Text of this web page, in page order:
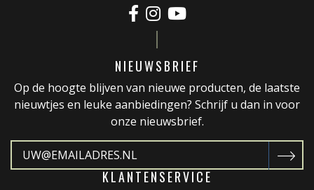
NIEUWSBRIEF
Op de hoogte blijven van nieuwe producten, de laatste
nieuwtjes en leuke aanbiedingen? Schrijf u dan in voor
onze nieuwsbrief.
KLANTENSERVICE